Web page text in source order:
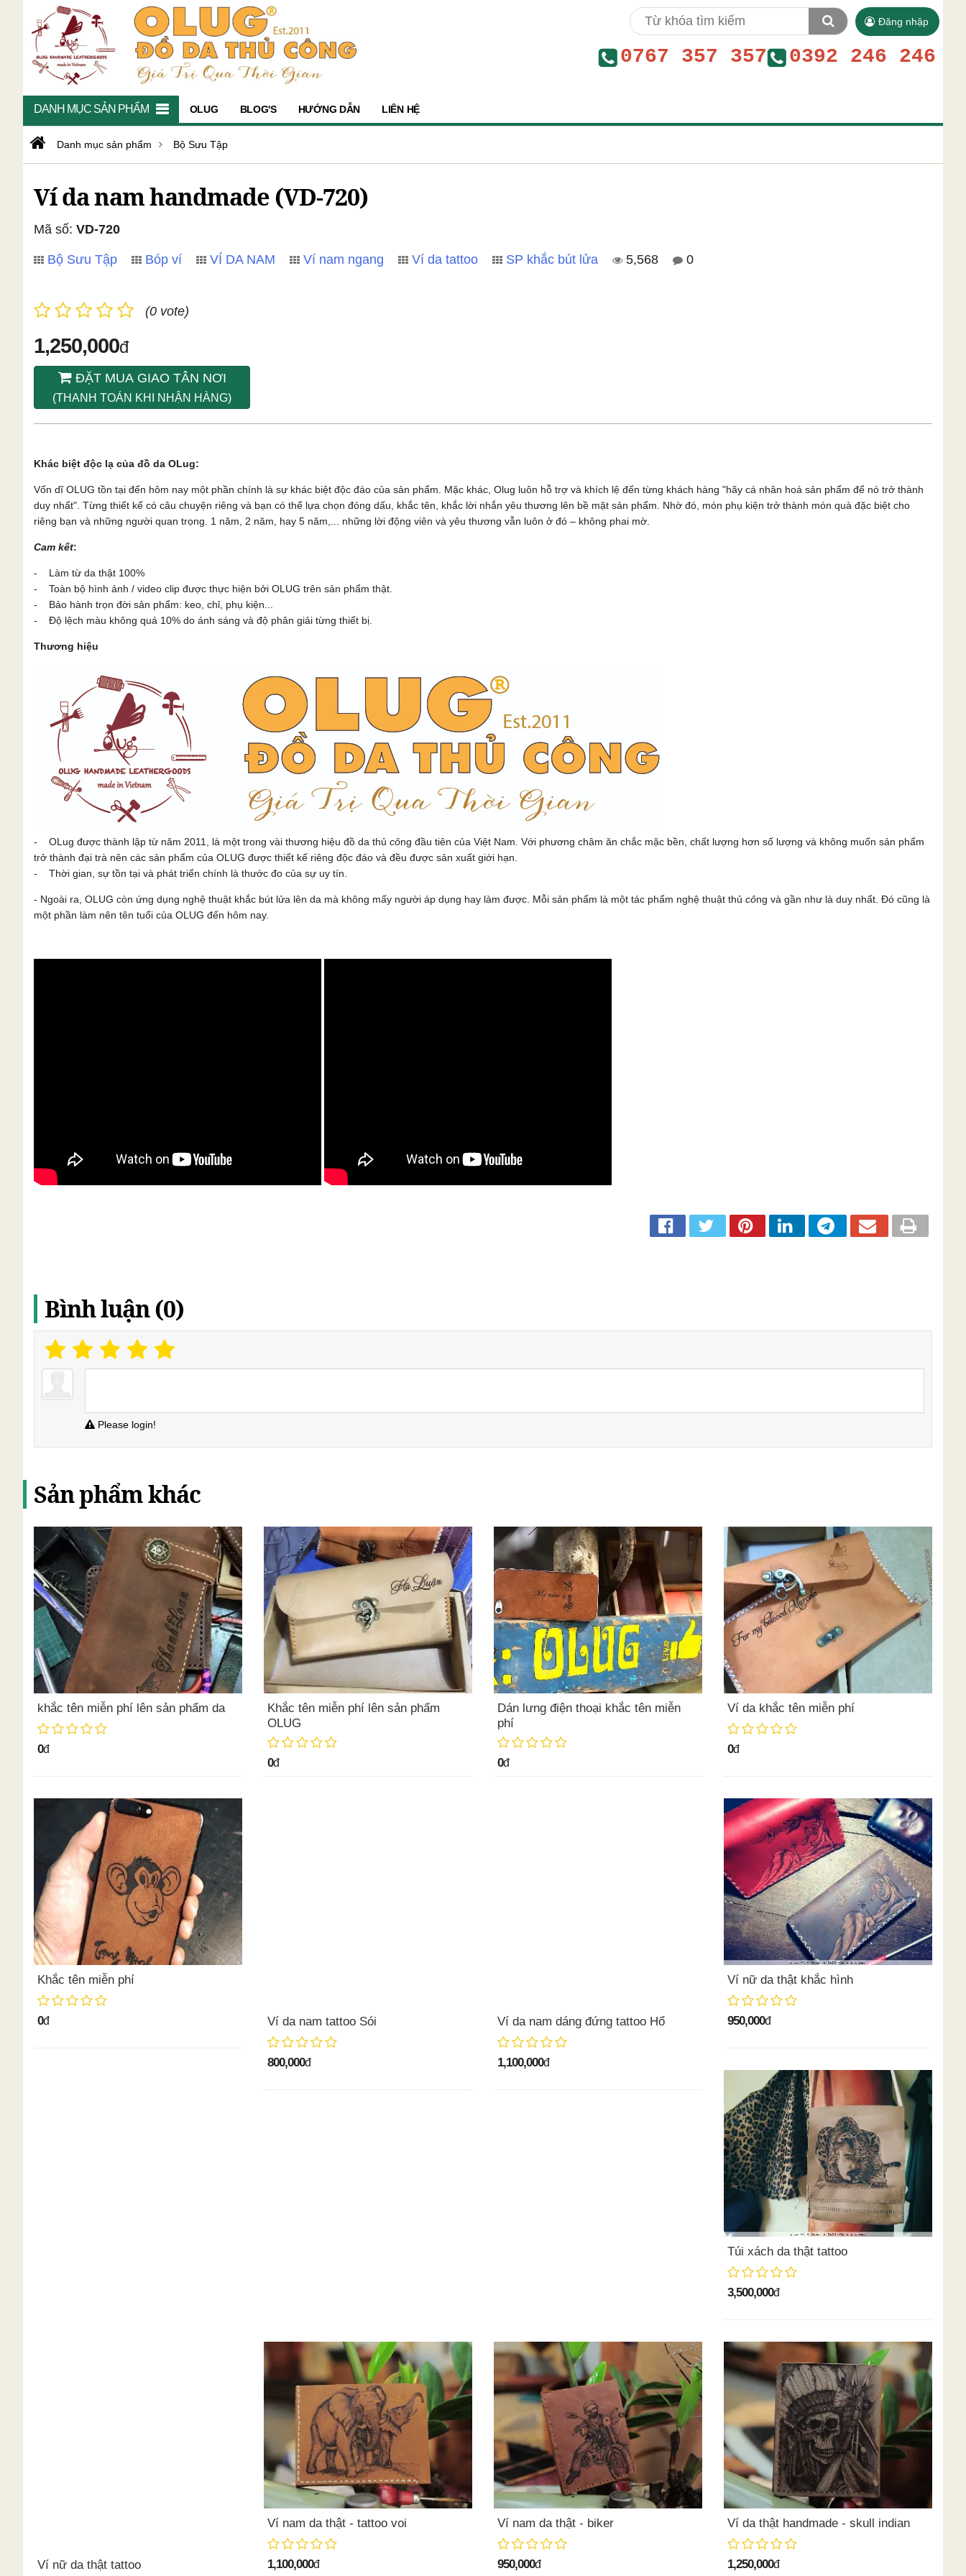
Đăng nhập
0767 357 357 0392 246 246
DANH MỤC SẢN PHẨM OLUG BLOG'S HƯỚNG DẪN LIÊN HỆ
Danh mục sản phẩm Bộ Sưu Tập
Ví da nam handmade (VD-720)
Mã số: VD-720
Bộ Sưu Tập Bóp ví VÍ DA NAM Ví nam ngang Ví da tattoo SP khắc bút lửa 5,568 0
(0 vote)
1,250,000đ
ĐẶT MUA GIAO TÂN NƠI
(THANH TOÁN KHI NHẬN HÀNG)
Khác biệt độc lạ của đồ da OLug:
Vốn dĩ OLUG tồn tại đến hôm nay một phần chính là sự khác biệt độc đáo của sản phẩm. Mặc khác, Olug luôn hỗ trợ và khích lệ đến từng khách hàng "hãy cá nhân hoá sản phẩm để nó trở thành
duy nhất". Từng thiết kế có câu chuyện riêng và bạn có thể lựa chọn đóng dấu, khắc tên, khắc lời nhắn yêu thương lên bề mặt sản phẩm. Nhờ đó, món phụ kiện trở thành món quà đặc biệt cho
riêng bạn và những người quan trọng. 1 năm, 2 năm, hay 5 năm,... những lời động viên và yêu thương vẫn luôn ở đó – không phai mờ.
Cam kết:
- Làm từ da thật 100%
- Toàn bộ hình ảnh / video clip được thực hiện bởi OLUG trên sản phẩm thật.
- Bảo hành trọn đời sản phẩm: keo, chỉ, phụ kiện...
- Độ lệch màu không quá 10% do ánh sáng và độ phân giải từng thiết bị.
Thương hiệu
- OLug được thành lập từ năm 2011, là một trong vài thương hiệu đồ da thủ công đầu tiên của Việt Nam. Với phương châm ăn chắc mặc bền, chất lượng hơn số lượng và không muốn sản phẩm
trở thành đại trà nên các sản phẩm của OLUG được thiết kế riêng độc đáo và đều được sản xuất giới hạn.
- Thời gian, sự tồn tại và phát triển chính là thước đo của sự uy tín.
- Ngoài ra, OLUG còn ứng dụng nghệ thuật khắc bút lửa lên da mà không mấy người áp dụng hay làm được. Mỗi sản phẩm là một tác phẩm nghệ thuật thủ công và gần như là duy nhất. Đó cũng là
một phần làm nên tên tuổi của OLUG đến hôm nay.
Bình luận (0)
Please login!
Sản phẩm khác
khắc tên miễn phí lên sản phẩm da
0đ
Khắc tên miễn phí lên sản phẩm
OLUG
0đ
Dán lưng điện thoại khắc tên miễn
phí
0đ
Ví da khắc tên miễn phí
0đ
Khắc tên miễn phí
0đ Ví da nam tattoo Sói
800,000đ
Ví da nam dáng đứng tattoo Hổ
1,100,000đ
Ví nữ da thật khắc hình
950,000đ
Túi xách da thật tattoo
3,500,000đ
Ví nữ da thật tattoo
Ví nam da thật - tattoo voi
1,100,000đ
Ví nam da thật - biker
950,000đ
Ví da thật handmade - skull indian
1,250,000đ